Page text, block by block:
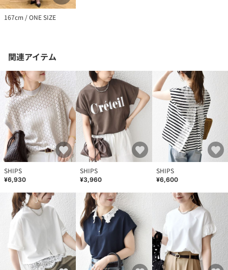
※画像の商品はサンプルです。
167cm / ONE SIZE
関連アイテム
SHIPS
¥6,930
SHIPS
¥3,960
SHIPS
¥6,600